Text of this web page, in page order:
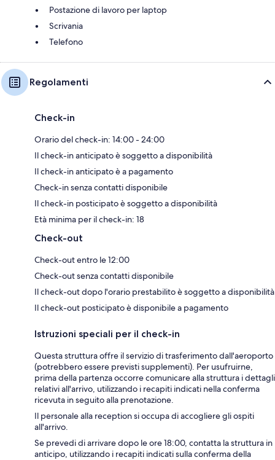
Postazione di lavoro per laptop
Scrivania
Telefono
Regolamenti
Check-in
Orario del check-in: 14:00 - 24:00
Il check-in anticipato è soggetto a disponibilità
Il check-in anticipato è a pagamento
Check-in senza contatti disponibile
Il check-in posticipato è soggetto a disponibilità
Età minima per il check-in: 18
Check-out
Check-out entro le 12:00
Check-out senza contatti disponibile
Il check-out dopo l'orario prestabilito è soggetto a disponibilità
Il check-out posticipato è disponibile a pagamento
Istruzioni speciali per il check-in
Questa struttura offre il servizio di trasferimento dall'aeroporto
(potrebbero essere previsti supplementi). Per usufruirne,
prima della partenza occorre comunicare alla struttura i dettagli
relativi all'arrivo, utilizzando i recapiti indicati nella conferma
ricevuta in seguito alla prenotazione.
Il personale alla reception si occupa di accogliere gli ospiti
all'arrivo.
Se prevedi di arrivare dopo le ore 18:00, contatta la struttura in
anticipo, utilizzando i recapiti indicati sulla conferma della